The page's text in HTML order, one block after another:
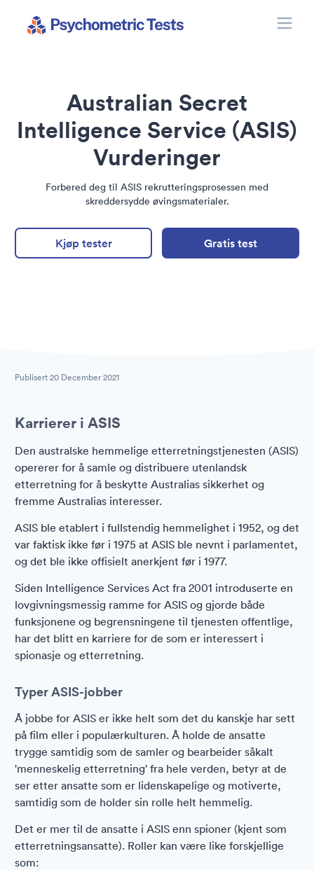
Australian Secret
Intelligence Service (ASIS)
Vurderinger
Forbered deg til ASIS rekrutteringsprosessen med
skreddersydde øvingsmaterialer.
Kjøp tester Gratis test
Publisert20 December 2021
Karrierer i ASIS
Den australske hemmelige etterretningstjenesten (ASIS)
opererer for å samle og distribuere utenlandsk
etterretning for å beskytte Australias sikkerhet og
fremme Australias interesser.
ASIS ble etablert i fullstendig hemmelighet i 1952, og det
var faktisk ikke før i 1975 at ASIS ble nevnt i parlamentet,
og det ble ikke offisielt anerkjent før i 1977.
Siden Intelligence Services Act fra 2001 introduserte en
lovgivningsmessig ramme for ASIS og gjorde både
funksjonene og begrensningene til tjenesten offentlige,
har det blitt en karriere for de som er interessert i
spionasje og etterretning.
Typer ASIS-jobber
Å jobbe for ASIS er ikke helt som det du kanskje har sett
på film eller i populærkulturen. Å holde de ansatte
trygge samtidig som de samler og bearbeider såkalt
'menneskelig etterretning' fra hele verden, betyr at de
ser etter ansatte som er lidenskapelige og motiverte,
samtidig som de holder sin rolle helt hemmelig.
Det er mer til de ansatte i ASIS enn spioner (kjent som
etterretningsansatte). Roller kan være like forskjellige
som: